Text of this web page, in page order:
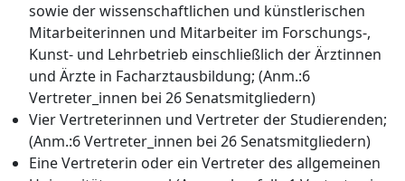
sowie der wissenschaftlichen und künstlerischen
Mitarbeiterinnen und Mitarbeiter im Forschungs-,
Kunst- und Lehrbetrieb einschließlich der Ärztinnen
und Ärzte in Facharztausbildung; (Anm.:6
Vertreter_innen bei 26 Senatsmitgliedern)
Vier Vertreterinnen und Vertreter der Studierenden;
(Anm.:6 Vertreter_innen bei 26 Senatsmitgliedern)
Eine Vertreterin oder ein Vertreter des allgemeinen